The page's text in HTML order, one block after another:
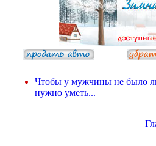
Чтобы у мужчины не было
нужно уметь...